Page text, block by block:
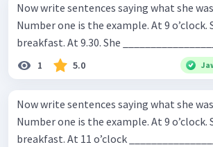
Now write sentences saying what she
Number one is the example. At 9 o’clock. She was having
breakfast. At 9.30. She
1 5.0
Now write sentences saying what she
Number one is the example. At 9 o’clock. She was having
breakfast. At 11 o’clock